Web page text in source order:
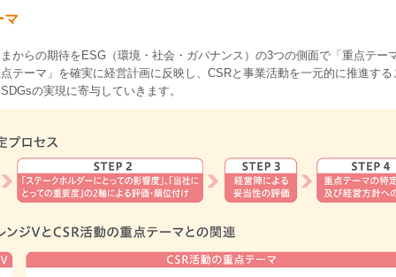
マ
からの期待をESG（環境・社会・ガバナンス）の3つの側面で「重点テー
テーマ」を確実に経営計画に反映し、CSRと事業活動を一元的に推進する
の実現に寄与していきます。